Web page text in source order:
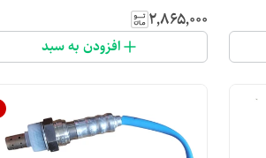
۲٬۸۶۵٬۰۰۰
افزودن به سبد